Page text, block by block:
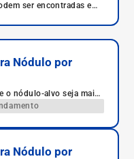
ser encontradas em
Nódulo por
o nódulo-alvo seja mais
não são palpáveis por
Nódulo por